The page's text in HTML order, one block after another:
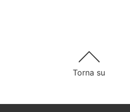
Torna su